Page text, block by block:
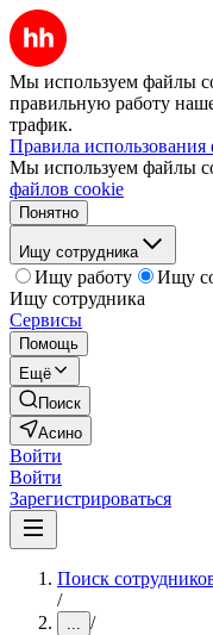
Мы используем файлы
правильную работу
трафик.
Правила
Мы используем файлы
файлов cookie
Понятно
Ищу сотрудника
Ищу работу
Ищу
Ищу сотрудника
Сервисы
Помощь
Ещё
Поиск
Асино
Войти
Войти
Зарегистрироваться
Поиск
/
... /